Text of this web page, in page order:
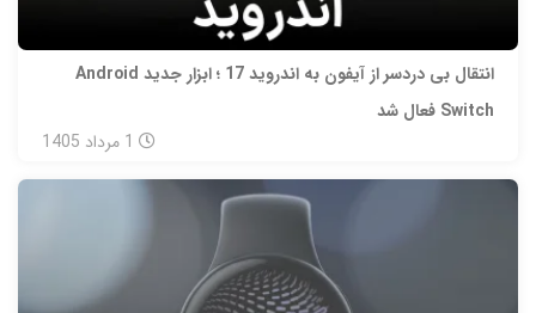
انتقال بی‌ دردسر از آیفون به اندروید 17 ؛ ابزار جدید Android
Switch فعال شد
1 مرداد 1405